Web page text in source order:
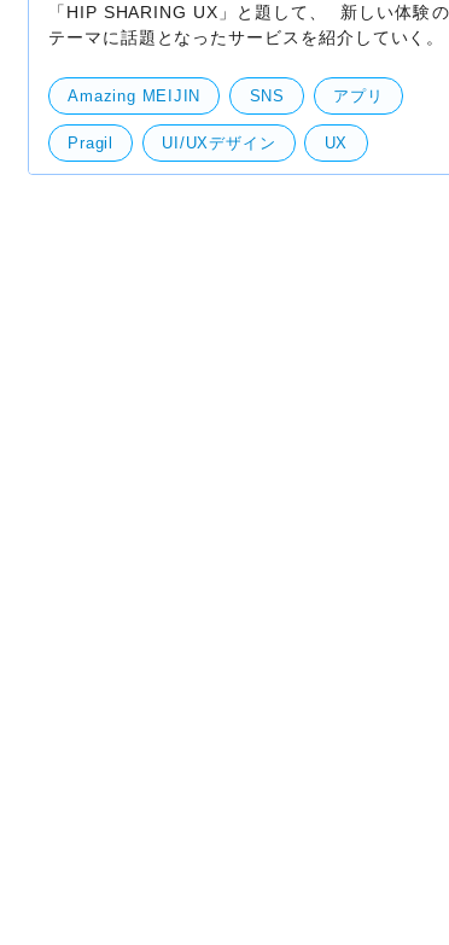
「HIP SHARING UX」と題して、 新しい体験の創造を
テーマに話題となったサービスを紹介していく。 それ
●●名人！というよう
Amazing MEIJIN SNS アプリ
Pragil UI/UXデザイン UX